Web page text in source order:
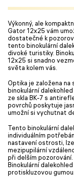
Výkonný, ale
Gator 12x25 vám
dostatečné k
tento binokulární
divoké turistiky.
12x25 si snadno
světa kolem vás.
Optika je založena
binokulární
ze skla BK-7 s
povrchů poskytuje
umožní si vychutnat
Tento binokulární
individuálním
nastavení ostrosti,
mezipupilární
při delším pozorování.
Binokulární
protiskluzovou gumou.